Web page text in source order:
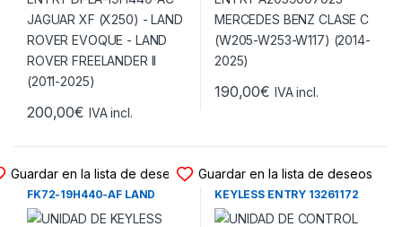
200,00€ IVA incl.
190,00€ IVA incl.
Guardar en la lista de deseos
UNIDAD DE KEYLESS ENTRY
FK72-19H440-AF LAND
ROVER – JAGUAR – RANGE
ROVER EVOQUE (2011-2025)
Guardar en la lista de deseos
UNIDAD DE CONTROL DE
KEYLESS ENTRY 13261172
OPEL ASTRA H CABRIO
TWINTOP (2005-2010)